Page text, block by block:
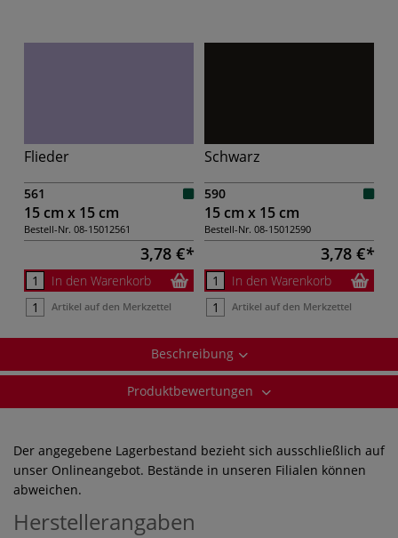
Flieder
561
15 cm x 15 cm
Bestell-Nr. 08-15012561
3,78 €
In den Warenkorb
Artikel auf den Merkzettel
Schwarz
590
15 cm x 15 cm
Bestell-Nr. 08-15012590
3,78 €
In den Warenkorb
Artikel auf den Merkzettel
Beschreibung
Produktbewertungen
Der angegebene Lagerbestand bezieht sich ausschließlich auf
unser Onlineangebot. Bestände in unseren Filialen können
abweichen.
Herstellerangaben